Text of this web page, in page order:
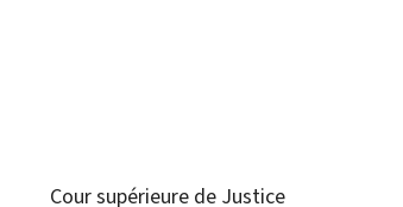
Cour supérieure de Justice